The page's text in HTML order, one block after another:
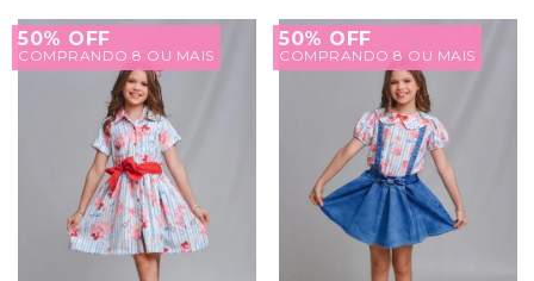
50% OFF
COMPRANDO 8 OU MAIS
50% OFF
COMPRANDO 8 OU MAIS